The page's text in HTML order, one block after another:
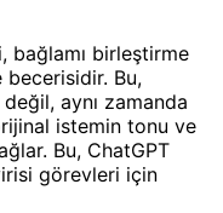
bağlamı birleştirme
becerisidir. Bu,
aynı zamanda
istemin tonu ve
Bu, ChatGPT
görevleri için